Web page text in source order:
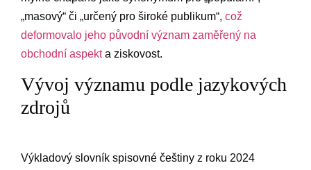
„masový“ či „určený pro široké publikum“,‌ což
deformovalo jeho původní význam zaměřený na
obchodní aspekta ziskovost.
Vývoj významu podle‍ jazykových
zdrojů
Výkladový slovník spisovné češtiny⁤ z roku ‍2024